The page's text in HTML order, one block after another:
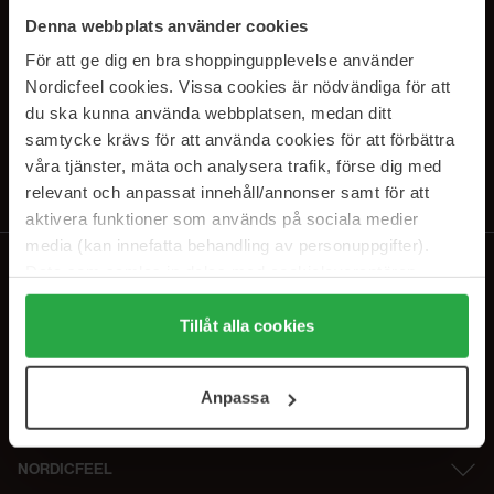
Denna webbplats använder cookies
För att ge dig en bra shoppingupplevelse använder
Nordicfeel cookies. Vissa cookies är nödvändiga för att
du ska kunna använda webbplatsen, medan ditt
samtycke krävs för att använda cookies för att förbättra
våra tjänster, mäta och analysera trafik, förse dig med
relevant och anpassat innehåll/annonser samt för att
aktivera funktioner som används på sociala medier
media (kan innefatta behandling av personuppgifter).
Genom att trycka på "Tillåt alla cookies" accepterar du
alla cookies, medan du under "Detaljer" kan anpassa
användningen av cookies. Du kan när som helst återkalla
samt vår Integritetspolicy.
Tillåt alla cookies
Anpassa
SUBSCRIBE TO OUR
NEWSLETTER
Ved å abonnere godtar du vårpersonvernerklæring. Du kan melde deg
av når som helst.
NORDICFEEL